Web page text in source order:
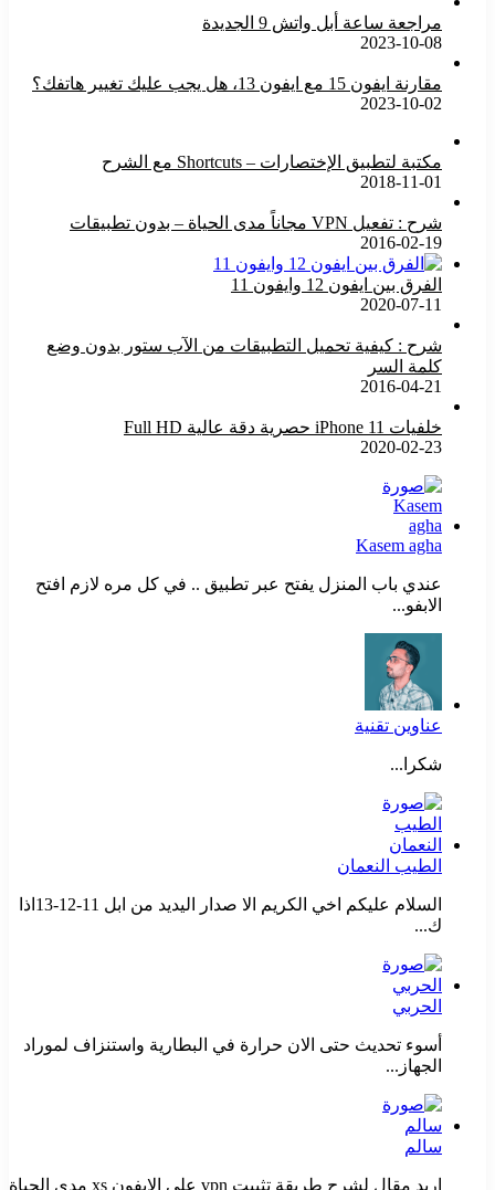
مراجعة ساعة أبل واتش 9 الجديدة
2023-10-08
مقارنة ايفون 15 مع ايفون 13، هل يجب عليك تغيير هاتفك؟
2023-10-02
مكتبة لتطبيق الإختصارات – Shortcuts مع الشرح
2018-11-01
شرح : تفعيل VPN مجاناً مدى الحياة – بدون تطبيقات
2016-02-19
الفرق بين ايفون 12 وايفون 11
2020-07-11
شرح : كيفية تحميل التطبيقات من الآب ستور بدون وضع
كلمة السر
2016-04-21
خلفيات iPhone 11 حصرية دقة عالية Full HD
2020-02-23
Kasem agha
عندي باب المنزل يفتح عبر تطبيق .. في كل مره لازم افتح
الابفو...
عناوين تقنية
شكرا...
الطيب النعمان
السلام عليكم اخي الكريم الا صدار اليديد من ابل 11-12-13اذا
ك...
الحربي
أسوء تحديث حتى الان حرارة في البطارية واستنزاف لموراد
الجهاز...
سالم
اريد مقال لشرح طريقة تثبيت vpn علي الايفون xs مدي الحياة